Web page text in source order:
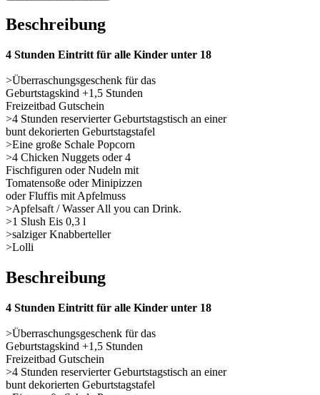
Beschreibung
4 Stunden Eintritt für alle Kinder unter 18
>Überraschungsgeschenk für das
Geburtstagskind +1,5 Stunden
Freizeitbad Gutschein
>4 Stunden reservierter Geburtstagstisch an einer
bunt dekorierten Geburtstagstafel
>Eine große Schale Popcorn
>4 Chicken Nuggets oder 4
Fischfiguren oder Nudeln mit
Tomatensoße oder Minipizzen
oder Fluffis mit Apfelmuss
>Apfelsaft / Wasser All you can Drink.
>1 Slush Eis 0,3 l
>salziger Knabberteller
>Lolli
Beschreibung
4 Stunden Eintritt für alle Kinder unter 18
>Überraschungsgeschenk für das
Geburtstagskind +1,5 Stunden
Freizeitbad Gutschein
>4 Stunden reservierter Geburtstagstisch an einer
bunt dekorierten Geburtstagstafel